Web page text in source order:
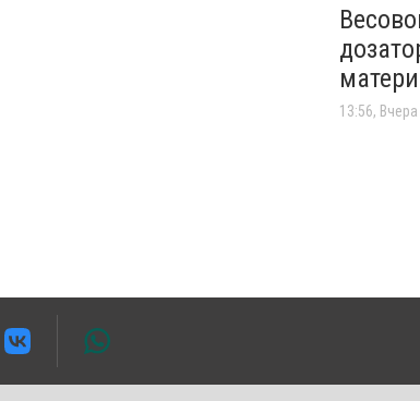
13:56, Вчера